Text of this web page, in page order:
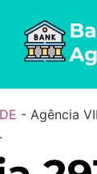
- Agência